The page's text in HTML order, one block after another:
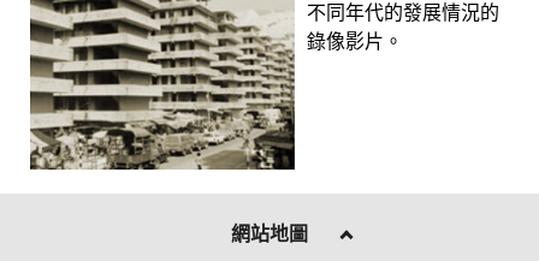
不同年代的發展情況的
錄像影片。
網站地圖